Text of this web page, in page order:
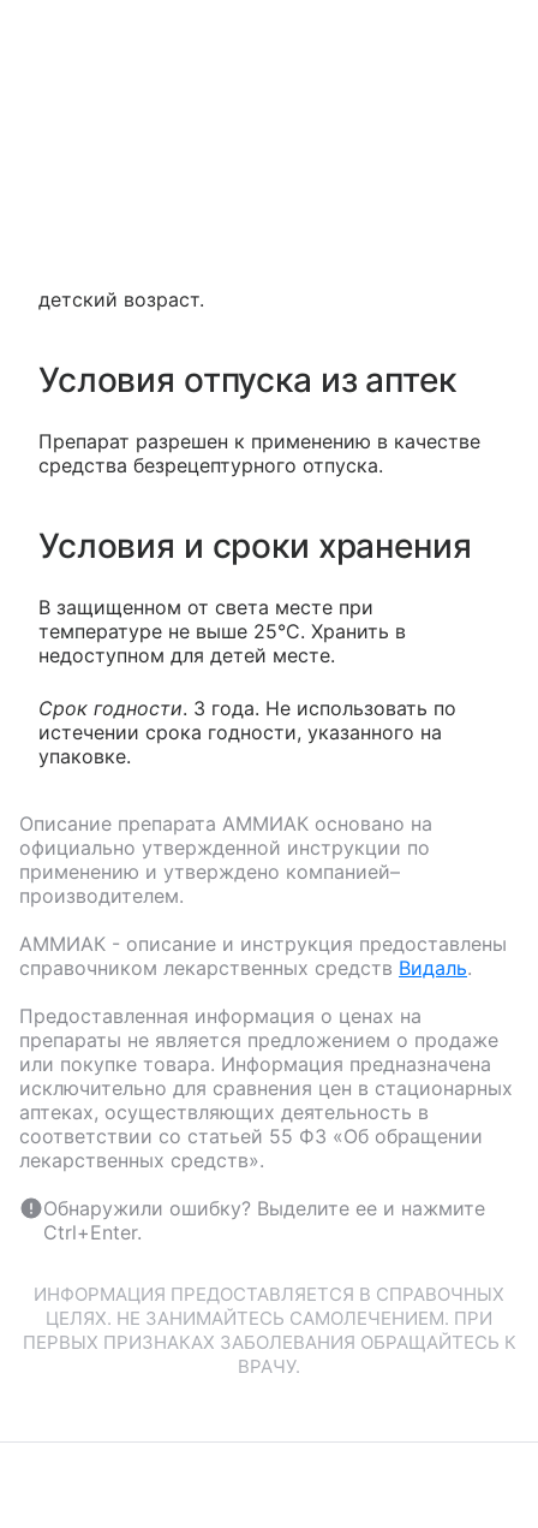
детский возраст.
Условия отпуска из аптек
Препарат разрешен к применению в качестве
средства безрецептурного отпуска.
Условия и сроки хранения
В защищенном от света месте при
температуре не выше 25°С. Хранить в
недоступном для детей месте.
Срок годности. 3 года. Не использовать по
истечении срока годности, указанного на
упаковке.
Описание препарата АММИАК основано на
официально утвержденной инструкции по
применению и утверждено компанией–
производителем.
АММИАК - описание и инструкция предоставлены
справочником лекарственных средств Видаль.
Предоставленная информация о ценах на
препараты не является предложением о продаже
или покупке товара. Информация предназначена
исключительно для сравнения цен в стационарных
аптеках, осуществляющих деятельность в
соответствии со статьей 55 ФЗ «Об обращении
лекарственных средств».
Обнаружили ошибку? Выделите ее и нажмите
Ctrl+Enter.
ИНФОРМАЦИЯ ПРЕДОСТАВЛЯЕТСЯ В СПРАВОЧНЫХ
ЦЕЛЯХ. НЕ ЗАНИМАЙТЕСЬ САМОЛЕЧЕНИЕМ. ПРИ
ПЕРВЫХ ПРИЗНАКАХ ЗАБОЛЕВАНИЯ ОБРАЩАЙТЕСЬ К
ВРАЧУ.